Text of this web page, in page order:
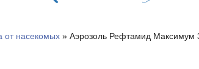
от насекомых» Аэрозоль Рефтамид Максимум